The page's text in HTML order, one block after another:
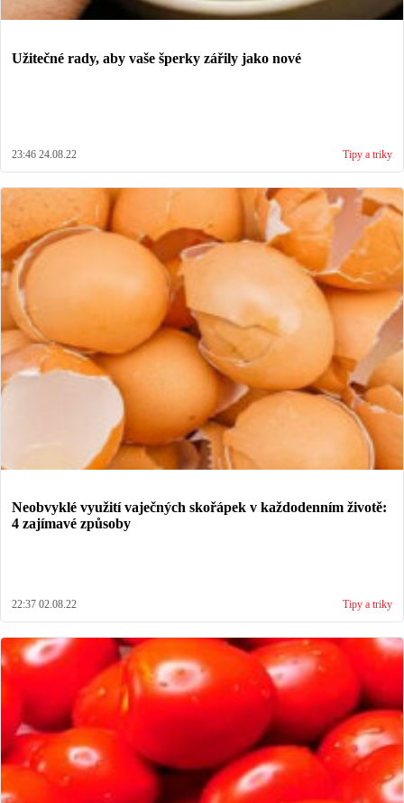
Užitečné rady, aby vaše šperky zářily jako nové
23:46 24.08.22 Tipy a triky
Neobvyklé využití vaječných skořápek v každodenním životě:
4 zajímavé způsoby
22:37 02.08.22 Tipy a triky